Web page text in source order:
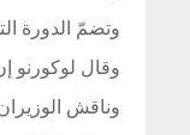
وتضمّ الدورة التي تمتد لعامين، 80 مدرباً فرنسياً سيتناوبون
وقال لوكورنو
وناقش